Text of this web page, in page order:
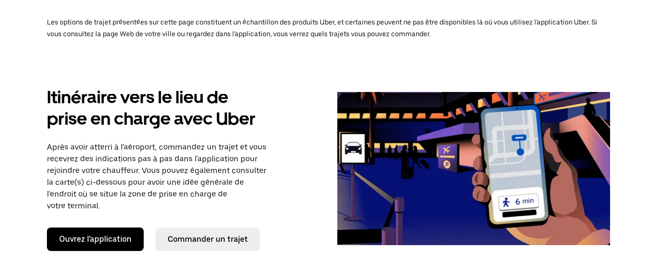
Les options de trajet présentées sur cette page constituent un échantillon des produits Uber, et certaines peuvent ne pas être disponibles là où vous utilisez l'application Uber. Si
vous consultez la page Web de votre ville ou regardez dans l'application, vous verrez quels trajets vous pouvez commander.
Itinéraire vers le lieu de
prise en charge avec Uber
Après avoir atterri à l'aéroport, commandez un trajet et vous
recevrez des indications pas à pas dans l'application pour
rejoindre votre chauffeur. Vous pouvez également consulter
la carte(s) ci-dessous pour avoir une idée générale de
l'endroit où se situe la zone de prise en charge de
votre terminal.
Ouvrez l'application Commander un trajet